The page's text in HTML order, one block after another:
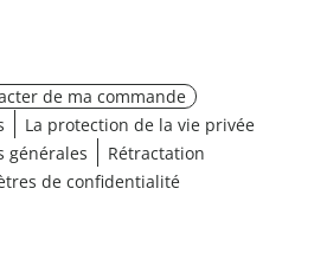
de ma commande
La protection de la vie privée
générales
Rétractation
de confidentialité